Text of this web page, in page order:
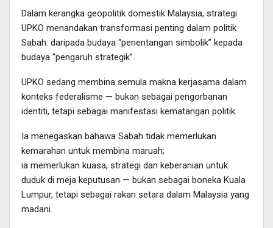
Dalam kerangka geopolitik domestik Malaysia, strategi
UPKO menandakan transformasi penting dalam politik
Sabah: daripada budaya “penentangan simbolik” kepada
budaya “pengaruh strategik”.
UPKO sedang membina semula makna kerjasama dalam
konteks federalisme — bukan sebagai pengorbanan
identiti, tetapi sebagai manifestasi kematangan politik.
Ia menegaskan bahawa Sabah tidak memerlukan
kemarahan untuk membina maruah;
ia memerlukan kuasa, strategi dan keberanian untuk
duduk di meja keputusan — bukan sebagai boneka Kuala
Lumpur, tetapi sebagai rakan setara dalam Malaysia yang
madani.